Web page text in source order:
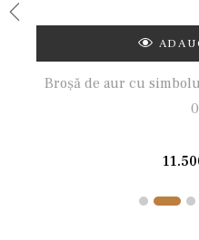
Broșă de aur cu